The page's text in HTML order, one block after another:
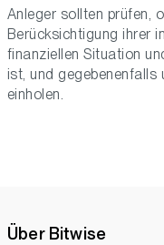
Anleger sollten prüfen,
Berücksichtigung ihrer
finanziellen Situation
ist, und gegebenenfalls
einholen.
Über Bitwise